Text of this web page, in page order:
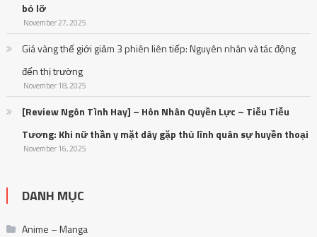
bỏ lỡ
November 27, 2025
Giá vàng thế giới giảm 3 phiên liên tiếp: Nguyên nhân và tác động
đến thị trường
November 18, 2025
[Review Ngôn Tình Hay] – Hôn Nhân Quyền Lực – Tiễu Tiễu
Tương: Khi nữ thần y mặt dày gặp thủ lĩnh quân sự huyền thoại
November 16, 2025
DANH MỤC
Anime – Manga